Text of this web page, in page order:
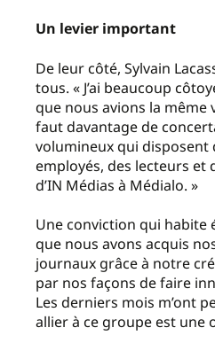
Un levier important
De leur côté, Sylvain
tous. « J’ai beaucoup
que nous avions la
faut davantage de
volumineux qui disposent
employés, des lecteurs et
d’IN Médias à Médialo. »
Une conviction qui habite
que nous avons acquis
journaux grâce à notre
par nos façons de faire
Les derniers mois m’ont
allier à ce groupe est une